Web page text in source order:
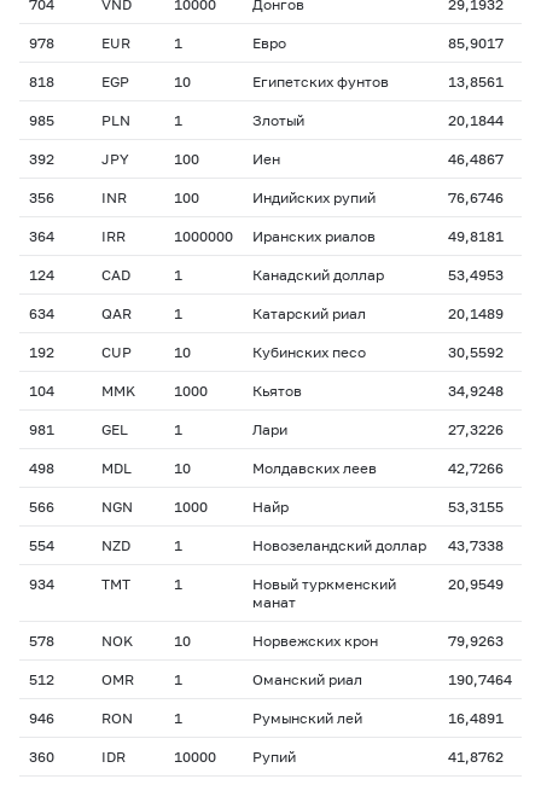
704 VND 10000 Донгов 29,1932
978 EUR 1 Евро 85,9017
818 EGP 10 Египетских фунтов 13,8561
985 PLN 1 Злотый 20,1844
392 JPY 100 Иен 46,4867
356 INR 100 Индийских рупий 76,6746
364 IRR 1000000 Иранских риалов 49,8181
124 CAD 1 Канадский доллар 53,4953
634 QAR 1 Катарский риал 20,1489
192 CUP 10 Кубинских песо 30,5592
104 MMK 1000 Кьятов 34,9248
981 GEL 1 Лари 27,3226
498 MDL 10 Молдавских леев 42,7266
566 NGN 1000 Найр 53,3155
554 NZD 1 Новозеландский доллар 43,7338
934 TMT 1
Новый туркменский
манат
20,9549
578 NOK 10 Норвежских крон 79,9263
512 OMR 1 Оманский риал 190,7464
946 RON 1 Румынский лей 16,4891
360 IDR 10000 Рупий 41,8762